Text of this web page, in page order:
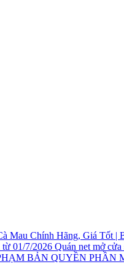
Mau Chính Hãng, Giá Tốt |
Quán net mở
BẢN QUYỀN PHẦN